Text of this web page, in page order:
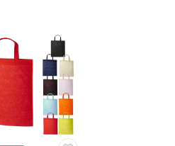
ッズその他
ールタオル
グッズ